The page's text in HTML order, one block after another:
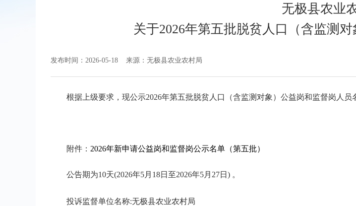
无极县农业
关于2026年第五批脱贫人口（含监测
发布时间：2026-05-18 来源：无极县农业农村局
根据上级要求，现公示2026年第五批脱贫人口（含监测对象）公益岗和监督岗人员
附件： 2026年新申请公益岗和监督岗公示名单（第五批）
公告期为10天(2026年5月18日至2026年5月27日) 。
投诉监督单位名称:无极县农业农村局